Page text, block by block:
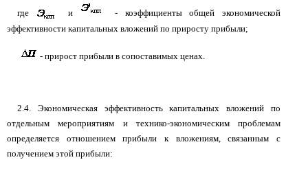
где и
- коэффициенты общей экономической
эффективности капитальных вложений по приросту прибыли;
- прирост прибыли в сопоставимых ценах.
2.4. Экономическая эффективность капитальных вложений по
отдельным мероприятиям и технико-экономическим проблемам
определяется отношением прибыли к вложениям, связанным с
получением этой прибыли: